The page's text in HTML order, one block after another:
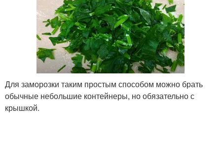
Для заморозки таким простым способом можно брать
обычные небольшие контейнеры, но обязательно с
крышкой.